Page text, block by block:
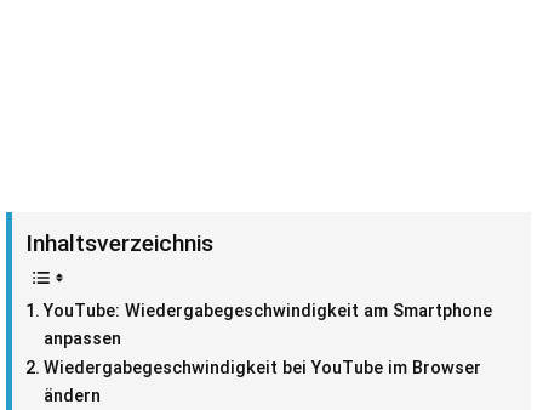
Inhaltsverzeichnis
YouTube: Wiedergabegeschwindigkeit am Smartphone
anpassen
Wiedergabegeschwindigkeit bei YouTube im Browser
ändern